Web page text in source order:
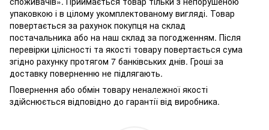
упаковкою і в цілому укомплектованому вигляді. Товар
повертається за рахунок покупця на склад
постачальника або на наш склад за погодженням. Після
перевірки цілісності та якості товару повертається сума
згідно рахунку протягом 7 банківських днів. Гроші за
доставку поверненню не підлягають.
Повернення або обмін товару неналежної якості
здійснюється відповідно до гарантії від виробника.